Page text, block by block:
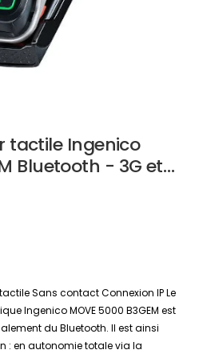
tactile Ingenico
Bluetooth - 3G et
Sans contact Connexion IP Le
Ingenico MOVE 5000 B3GEM est
du Bluetooth. Il est ainsi
: en autonomie totale via la